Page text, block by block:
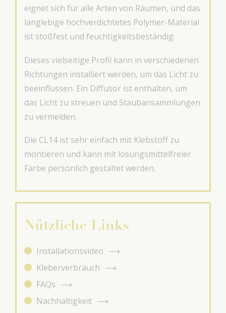
eignet sich für alle Arten von Räumen, und das
langlebige hochverdichtetes Polymer-Material
ist stoßfest und feuchtigkeitsbeständig.
Dieses vielseitige Profil kann in verschiedenen
Richtungen installiert werden, um das Licht zu
beeinflussen. Ein Diffusor ist enthalten, um
das Licht zu streuen und Staubansammlungen
zu vermeiden.
Die CL14 ist sehr einfach mit Klebstoff zu
montieren und kann mit lösungsmittelfreier
Farbe persönlich gestaltet werden.
Nützliche Links
Installationsvideo
Kleberverbrauch
FAQs
Nachhaltigkeit